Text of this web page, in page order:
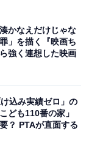
かなえだけじゃな
」を描く『映画ち
強く連想した映画
込み実績ゼロ」の
ども110番の家」
？ PTAが直面する